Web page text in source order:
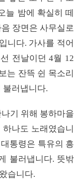
늘 밤에 확실히 떼
장면은 사무실로
니다. 가사를 적어
전날이던 4월 12
는 잔뜩 쉰 목소리
불러냅니다.
기 위해 봉하마을
나도 노래였습니
통령은 특유의 흥
불러냅니다. 뜻밖
습니다.